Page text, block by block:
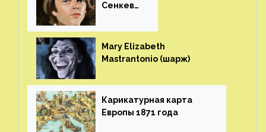
Сенкеви
Mary Elizabeth
Mastrantonio (шарж)⁠⁠
Карикатурная карта
Европы 1871 года⁠⁠